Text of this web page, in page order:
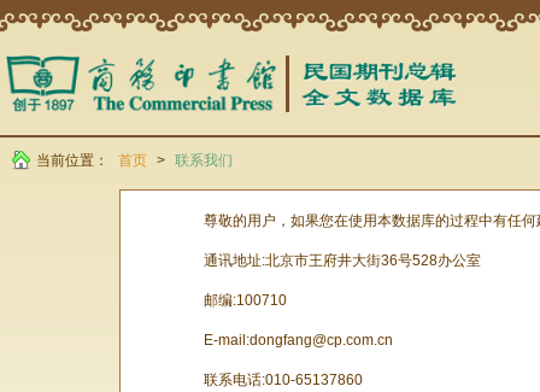
当前位置： 首页 > 联系我们
尊敬的用户，如果您在使用本数据库的过程中有任
通讯地址:北京市王府井大街36号528办公室
邮编:100710
E-mail:dongfang@cp.com.cn
联系电话:010-65137860